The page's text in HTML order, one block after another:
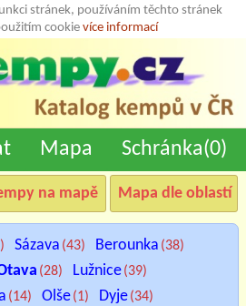
stránek, používáním těchto stránek
cookie více informací
Mapa Schránka(0)
na mapě Mapa dle oblastí
Sázava (43) Berounka (38)
(28) Lužnice(39)
(14) Olše(1) Dyje(34)